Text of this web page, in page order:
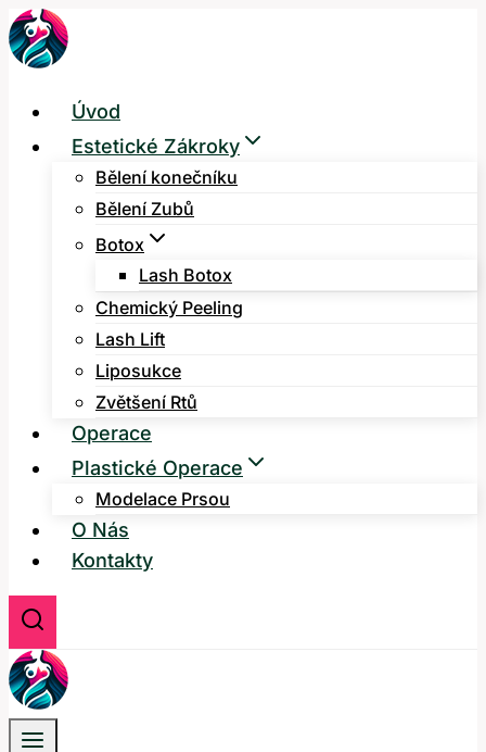
Přeskočit
na
Úvod
Estetické Zákroky
Bělení konečníku
Bělení Zubů
Botox
Lash Botox
Chemický Peeling
Lash Lift
Liposukce
Zvětšení Rtů
Operace
Plastické Operace
Modelace Prsou
O Nás
Kontakty